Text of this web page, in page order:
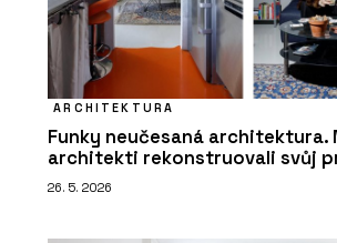
ARCHITEKTURA
Funky neučesaná architektura.
architekti rekonstruovali svůj
26. 5. 2026